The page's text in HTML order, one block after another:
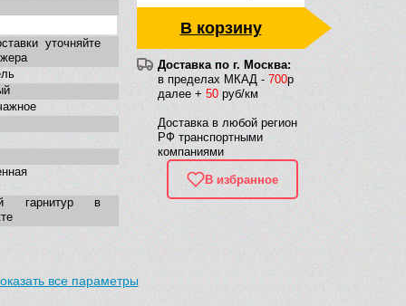
В корзину
Доставка по г. Москва:
в пределах МКАД - 700р
далее + 50 руб/км
Доставка в любой регион
РФ транспортными
компаниями
В избранное
уточняйте
гарнитур в
все параметры